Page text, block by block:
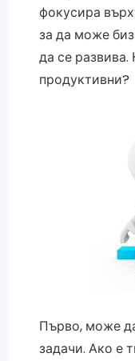
фокусира
за да може
да се развива.
продуктивни?
Първо, може
задачи. Ако е